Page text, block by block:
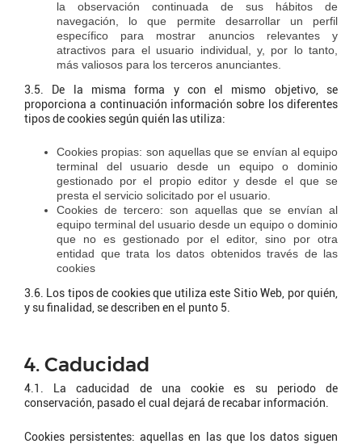
la observación continuada de sus hábitos de
navegación, lo que permite desarrollar un perfil
específico para mostrar anuncios relevantes y
atractivos para el usuario individual, y, por lo tanto,
más valiosos para los terceros anunciantes.
3.5. De la misma forma y con el mismo objetivo, se
proporciona a continuación información sobre los diferentes
tipos de cookies según quién las utiliza:
Cookies propias: son aquellas que se envían al equipo
terminal del usuario desde un equipo o dominio
gestionado por el propio editor y desde el que se
presta el servicio solicitado por el usuario.
Cookies de tercero: son aquellas que se envían al
equipo terminal del usuario desde un equipo o dominio
que no es gestionado por el editor, sino por otra
entidad que trata los datos obtenidos través de las
cookies
3.6. Los tipos de cookies que utiliza este Sitio Web, por quién,
y su finalidad, se describen en el punto 5.
4. Caducidad
4.1. La caducidad de una cookie es su periodo de
conservación, pasado el cual dejará de recabar información.
Cookies persistentes: aquellas en las que los datos siguen